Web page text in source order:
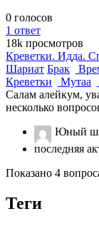
0 голосов
1 ответ
18k просмотров
Креветки. Идда.
Шариат Брак
Креветки
Мутаа
Салам алейкум,
несколько
Юный
последняя
Показано 4
Теги